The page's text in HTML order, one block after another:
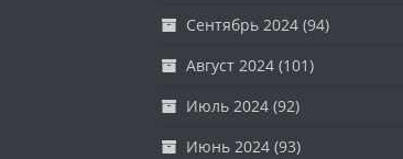
Сентябрь 2024(94)
Август 2024(101)
Июль 2024(92)
Июнь 2024(93)